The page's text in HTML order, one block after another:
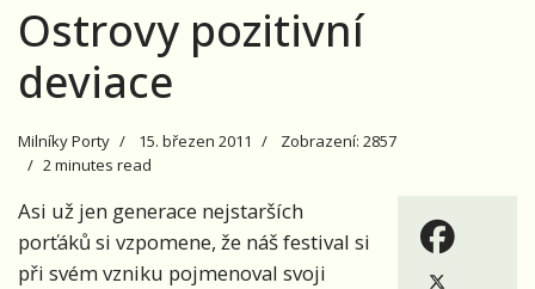
Ostrovy pozitivní
deviace
Milníky Porty 15. březen 2011
Zobrazení: 2857
2 minutes read
Asi už jen generace nejstarších
porťáků si vzpomene, že náš festival si
při svém vzniku pojmenoval svoji